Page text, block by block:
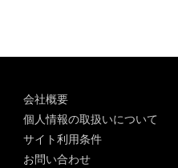
会社概要
個人情報の取扱いについて
サイト利用条件
お問い合わせ